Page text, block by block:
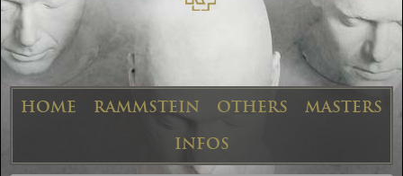
HOME RAMMSTEIN OTHERS
MASTERS
INFOS